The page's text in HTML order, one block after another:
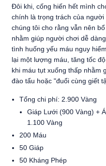
Đôi khi, cống hiến hết mình
chính là trọng trách của người
chúng tôi cho rằng vẫn nên
nhằm giúp người chơi dễ
tình huống yếu máu nguy
lại một lượng máu, tăng tốc
khi máu tụt xuống thấp nhằm
đào tẩu hoặc "đuổi cùng giết
Tổng chi phí: 2.900 Vàng
Giáp Lưới (900 Vàng) +
1.100 Vàng
200 Máu
50 Giáp
50 Kháng Phép